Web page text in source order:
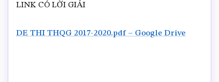
LINK CÓ LỜI GIẢI
DE THI THQG 2017-2020.pdf – Google Drive